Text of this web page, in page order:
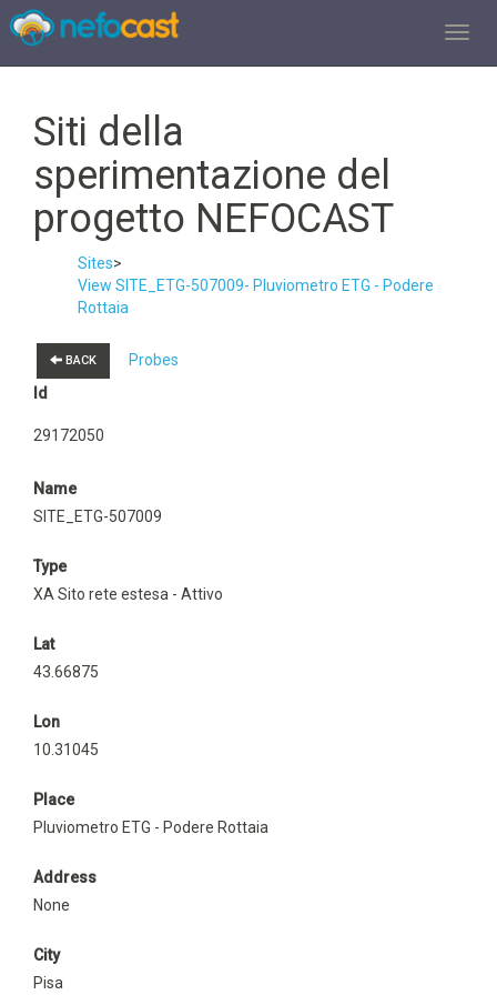
Siti della
sperimentazione del
progetto NEFOCAST
Sites>
View SITE_ETG-507009- Pluviometro ETG - Podere
Rottaia
BACK
Probes
Id
29172050
Name
SITE_ETG-507009
Type
XA Sito rete estesa - Attivo
Lat
43.66875
Lon
10.31045
Place
Pluviometro ETG - Podere Rottaia
Address
None
City
Pisa